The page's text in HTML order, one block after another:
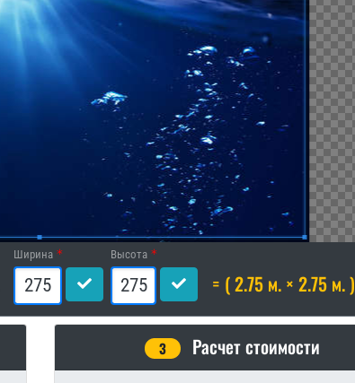
Ширина Высота
= ( 2.75 м. × 2.75 м. )
3 Расчет стоимости